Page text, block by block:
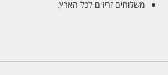
משלוחים זריזים לכל הארץ.